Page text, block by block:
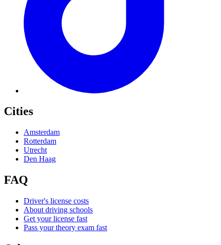
Cities
Amsterdam
Rotterdam
Utrecht
Den Haag
FAQ
Driver's license costs
About driving schools
Get your license fast
Pass your theory exam fast